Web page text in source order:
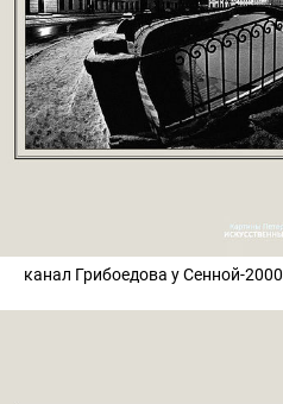
канал Грибоедова у Сенной-2000